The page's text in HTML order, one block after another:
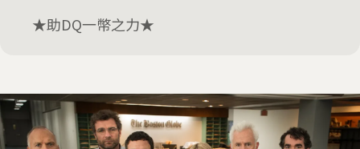
★助DQ一幣之力★